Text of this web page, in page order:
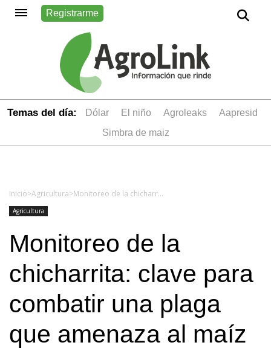
Registrarme
Temas del día: dólar el niño Agroleaks
aapresid
simbra de maiz
Inicio>Agricultura> Monitoreo de la chicharrita: clave para combatir una plaga que amenaza al maíz
Agricultura
Monitoreo de la
chicharrita: clave para
combatir una plaga
que amenaza al maíz